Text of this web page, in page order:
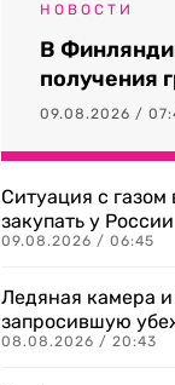
НОВОСТИ
В
получения
09.08.2026 /
Ситуация с газом
закупать у России
09.08.2026 / 06:45
Ледяная камера
запросившую
08.08.2026 / 20:43